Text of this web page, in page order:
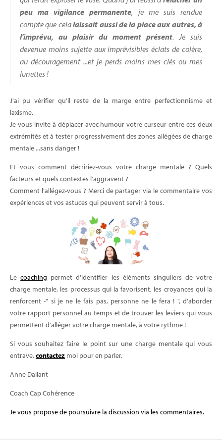
peu ma vigilance permanente, je me suis rendue
compte que celalaissait aussi de la place aux autres, à
l'imprévu, au plaisir du moment présent. Je suis
devenue moins sujette aux imprévisibles éclats de colère,
au découragement ...et je perds moins mes clés ou mes
lunettes !
J'ai pu vérifier qu'il reste de la marge entre perfectionnisme et
laxisme.
Je vous invite à déplacer avec humour votre curseur entre ces deux
extrémités et à tester progressivement des zones allégées de charge
mentale ...sans danger !
Et vous comment décririez-vous votre charge mentale ? Quels
facteurs et quels contextes l'aggravent ?
Comment l'allégez-vous ? Merci de partager via le commentaire vos
expériences et vos astuces qui peuvent servir à tous.
Lecoaching permet d'identifier les éléments singuliers de votre
charge mentale, les processus qui la favorisent, les croyances qui la
renforcent -" si je ne le fais pas, personne ne le fera ! ", d'aborder
votre rapport personnel au temps et de trouver les leviers qui vous
permettent d'alléger votre charge mentale, à votre rythme !
Si vous souhaitez faire le point sur une charge mentale qui vous
entrave,contactez moi pour en parler.
Anne Dallant
Coach Cap Cohérence
Je vous propose de poursuivre la discussion via les commentaires.